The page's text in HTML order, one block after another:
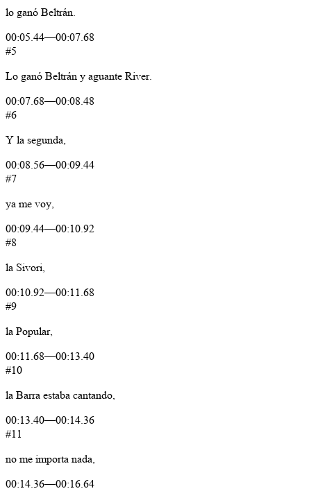
lo ganó Beltrán.
00:05.44—00:07.68
#5
Lo ganó Beltrán y aguante River.
00:07.68—00:08.48
#6
Y la segunda,
00:08.56—00:09.44
#7
ya me voy,
00:09.44—00:10.92
#8
la Sivori,
00:10.92—00:11.68
#9
la Popular,
00:11.68—00:13.40
#10
la Barra estaba cantando,
00:13.40—00:14.36
#11
no me importa nada,
00:14.36—00:16.64